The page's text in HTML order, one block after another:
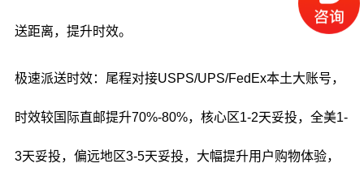
送距离，提升时效。
极速派送时效：尾程对接USPS/UPS/FedEx本土大账号，
时效较国际直邮提升70%-80%，核心区1-2天妥投，全美1-
3天妥投，偏远地区3-5天妥投，大幅提升用户购物体验，